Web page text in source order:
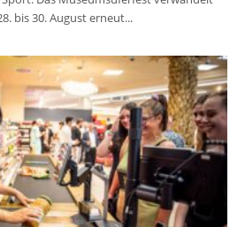
bis 30. August erneut...